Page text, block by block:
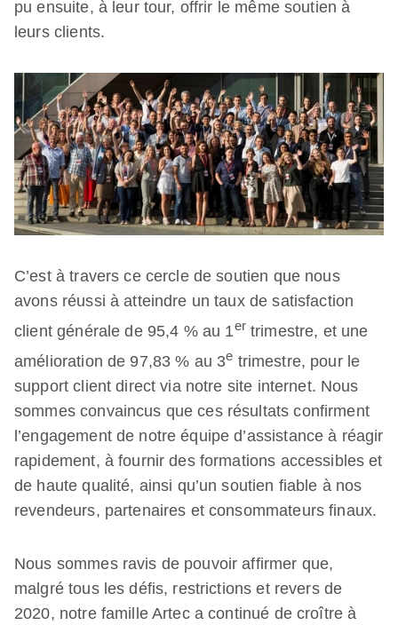
pu ensuite, à leur tour, offrir le même soutien à
leurs clients.
C’est à travers ce cercle de soutien que nous
avons réussi à atteindre un taux de satisfaction
client générale de 95,4 % au 1er trimestre, et une
amélioration de 97,83 % au 3e trimestre, pour le
support client direct via notre site internet. Nous
sommes convaincus que ces résultats confirment
l’engagement de notre équipe d’assistance à réagir
rapidement, à fournir des formations accessibles et
de haute qualité, ainsi qu’un soutien fiable à nos
revendeurs, partenaires et consommateurs finaux.
Nous sommes ravis de pouvoir affirmer que,
malgré tous les défis, restrictions et revers de
2020, notre famille Artec a continué de croître à